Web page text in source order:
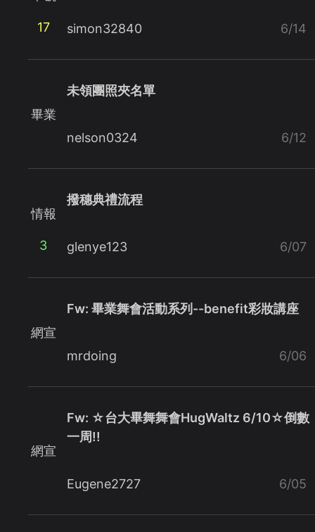
17 simon32840 6/14
畢業
未領團照夾名單
nelson0324 6/12
情報
3
撥穗典禮流程
glenye123 6/07
網宣
Fw: 畢業舞會活動系列--benefit彩妝講座
mrdoing 6/06
網宣
Fw: ☆台大畢舞舞會HugWaltz 6/10☆倒數
一周!!
Eugene2727 6/05